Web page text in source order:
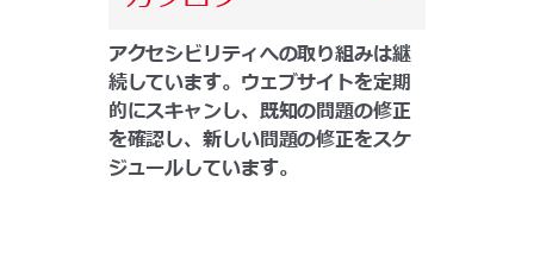
アクセシビリティへの取り組みは継
続しています。ウェブサイトを定期
的にスキャンし、既知の問題の修正
を確認し、新しい問題の修正をスケ
ジュールしています。